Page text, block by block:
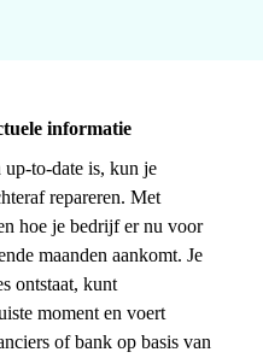
informatie
to-date is, kun je
repareren. Met
hoe je bedrijf er nu voor
maanden aankomt. Je
ontstaat, kunt
moment en voert
of bank op basis van